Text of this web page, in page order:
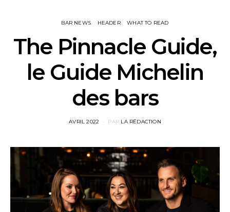
BAR NEWS HEADER WHAT TO READ
The Pinnacle Guide,
le Guide Michelin
des bars
POSTED
AVRIL 2022 PAR LA RÉDACTION